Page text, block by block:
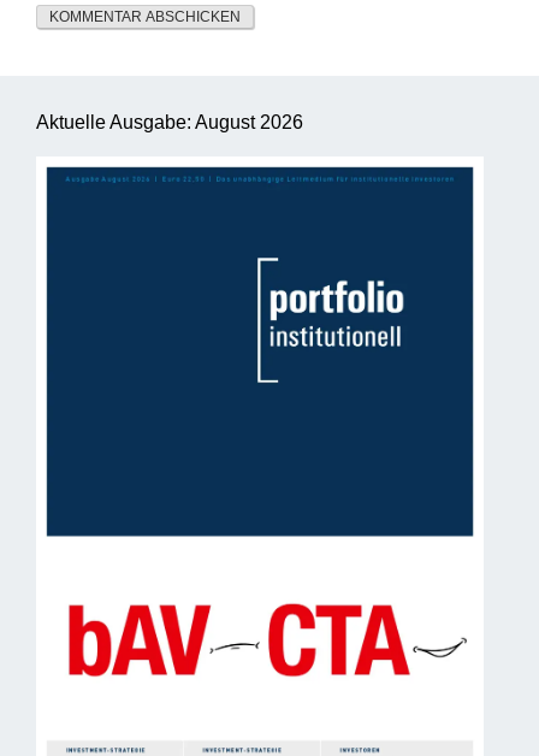
Aktuelle Ausgabe: August 2026